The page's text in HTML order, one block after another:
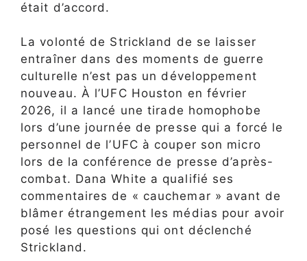
était d’accord.
La volonté de Strickland de se laisser
entraîner dans des moments de guerre
culturelle n’est pas un développement
nouveau. À l’UFC Houston en février
2026, il a lancé une tirade homophobe
lors d’une journée de presse qui a forcé le
personnel de l’UFC à couper son micro
lors de la conférence de presse d’après-
combat. Dana White a qualifié ses
commentaires de « cauchemar » avant de
blâmer étrangement les médias pour avoir
posé les questions qui ont déclenché
Strickland.